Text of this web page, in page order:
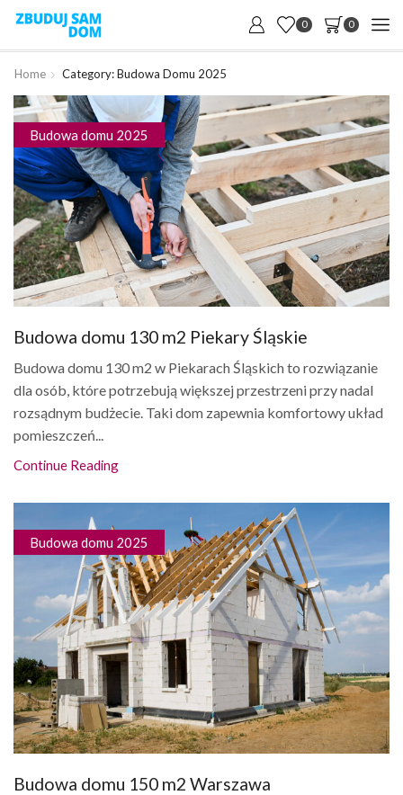
0 0
Home Category: Budowa Domu 2025
Budowa domu 2025
Budowa domu 130 m2 Piekary Śląskie
Budowa domu 130 m2 w Piekarach Śląskich to rozwiązanie
dla osób, które potrzebują większej przestrzeni przy nadal
rozsądnym budżecie. Taki dom zapewnia komfortowy układ
pomieszczeń...
Continue Reading
Budowa domu 2025
Budowa domu 150 m2 Warszawa